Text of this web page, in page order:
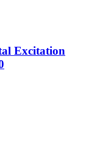
Excitation